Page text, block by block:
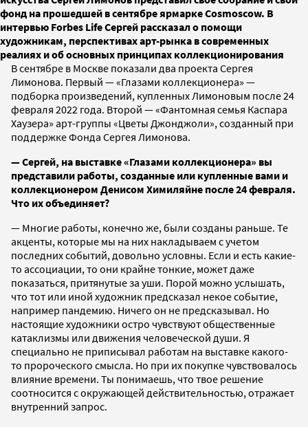
фонд на прошедшей в сентябре ярмарке Cosmoscow. В
интервью Forbes Life Сергей рассказал о помощи
художникам, перспективах арт-рынка в современных
реалиях и об основных принципах коллекционирования
В сентябре в Москве показали два проекта Сергея
Лимонова. Первый — «Глазами коллекционера» —
подборка произведений, купленных Лимоновым после 24
февраля 2022 года. Второй — «Фантомная семья Каспара
Хаузера» арт-группы «Цветы Джонджоли», созданный при
поддержке Фонда Сергея Лимонова.
— Сергей, на выставке «Глазами коллекционера» вы
представили работы, созданные или купленные вами и
коллекционером Денисом Химиляйне после 24 февраля.
Что их объединяет?
— Многие работы, конечно же, были созданы раньше. Те
акценты, которые мы на них накладываем с учетом
последних событий, довольно условны. Если и есть какие-
то ассоциации, то они крайне тонкие, может даже
показаться, притянутые за уши. Порой можно услышать,
что тот или иной художник предсказал некое событие,
например пандемию. Ничего он не предсказывал. Но
настоящие художники остро чувствуют общественные
катаклизмы или движения человеческой души. Я
специально не приписывал работам на выставке какого-
то пророческого смысла. Но при их покупке чувствовалось
влияние времени. Ты понимаешь, что твое решение
соотносится с окружающей действительностью, отражает
внутренний запрос.